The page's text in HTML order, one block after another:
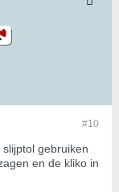
#10
gebruiken
en de kliko in